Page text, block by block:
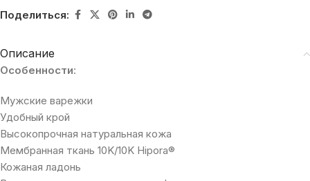
Поделиться:
Описание
Особенности:
Мужские варежки
Удобный крой
Высокопрочная натуральная кожа
Мембранная ткань 10K/10K Hipora®
Кожаная ладонь